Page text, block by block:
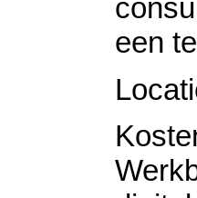
een